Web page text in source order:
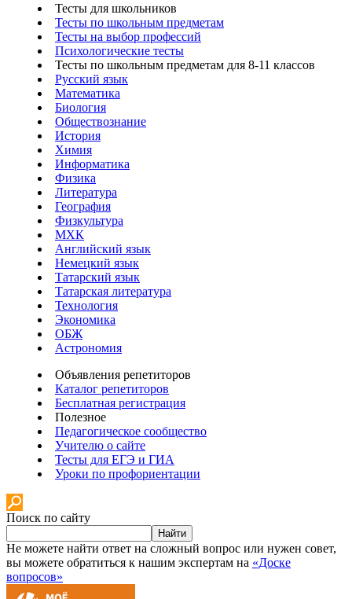
Тесты для школьников
Тесты по школьным предметам
Тесты на выбор профессий
Психологические тесты
Тесты по школьным предметам для 8-11 классов
Русский язык
Математика
Биология
Обществознание
История
Химия
Информатика
Физика
Литература
География
Физкультура
МХК
Английский язык
Немецкий язык
Татарский язык
Татарская литература
Технология
Экономика
ОБЖ
Астрономия
Объявления репетиторов
Каталог репетиторов
Бесплатная регистрация
Полезное
Педагогическое сообщество
Учителю о сайте
Тесты для ЕГЭ и ГИА
Уроки по профориентации
Поиск по сайту
Найти
Не можете найти ответ на сложный вопрос или нужен совет,
вы можете обратиться к нашим экспертам на «Доске
вопросов»